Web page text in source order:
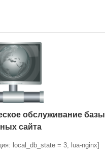
обслуживание базы
сайта
local_db_state = 3, lua-nginx]